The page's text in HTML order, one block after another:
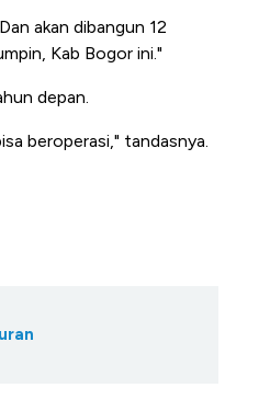
akan dibangun 12
Kab Bogor ini."
depan.
beroperasi," tandasnya.